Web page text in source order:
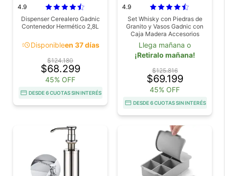
4.9
Dispenser Cerealero Gadnic
Contenedor Hermético 2,8L
acuteDisponibleen 37 días
$124.180
$68.299
45% OFF
DESDE 6 CUOTAS SIN INTERÉS
4.9
Set Whisky con Piedras de
Granito y Vasos Gadnic con
Caja Madera Accesorios
Completos
Llega mañana o
¡Retiralo mañana!
$125.816
$69.199
45% OFF
DESDE 6 CUOTAS SIN INTERÉS